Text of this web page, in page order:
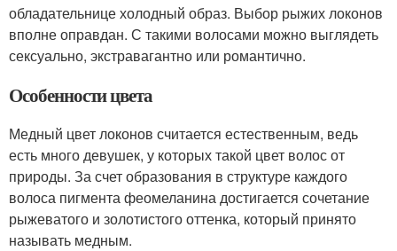
обладательнице холодный образ. Выбор рыжих локонов
вполне оправдан. С такими волосами можно выглядеть
сексуально, экстравагантно или романтично.
Особенности цвета
Медный цвет локонов считается естественным, ведь
есть много девушек, у которых такой цвет волос от
природы. За счет образования в структуре каждого
волоса пигмента феомеланина достигается сочетание
рыжеватого и золотистого оттенка, который принято
называть медным.